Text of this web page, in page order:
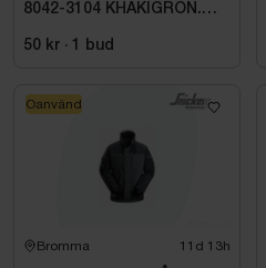
8042-3104 KHAKIGRÖN.
50 kr · 1 bud
Bromma 11d 13h
Oanvänd